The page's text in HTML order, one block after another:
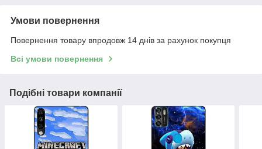
Умови повернення
Повернення товару впродовж 14 днів за рахунок покупця
Всі умови повернення
Подібні товари компанії